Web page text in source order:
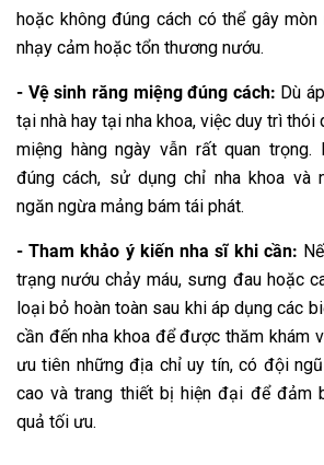
hoặc không đúng cách có thể gây
nhạy cảm hoặc tổn thương nướu.
- Vệ sinh răng miệng đúng cách: Dù
tại nhà hay tại nha khoa, việc duy trì thói
miệng hàng ngày vẫn rất quan trọng.
đúng cách, sử dụng chỉ nha khoa và
ngăn ngừa mảng bám tái phát.
- Tham khảo ý kiến nha sĩ khi cần:
trạng nướu chảy máu, sưng đau hoặc
loại bỏ hoàn toàn sau khi áp dụng các
cần đến nha khoa để được thăm khám
ưu tiên những địa chỉ uy tín, có đội
cao và trang thiết bị hiện đại để đảm
quả tối ưu.